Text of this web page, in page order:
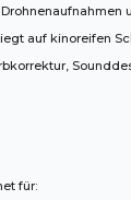
auf kinoreifen
für: